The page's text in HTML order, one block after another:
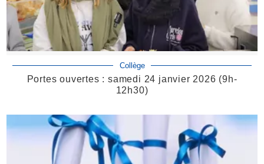
Collège
Portes ouvertes : samedi 24 janvier 2026 (9h-
12h30)